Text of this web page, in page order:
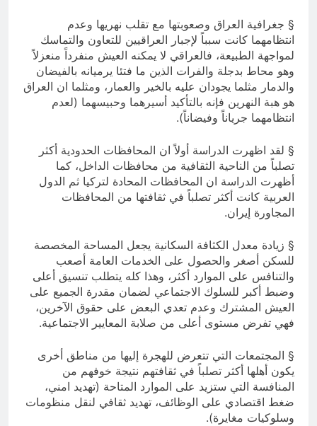
§ جغرافية العراق وصعوبتها مع تقلب نهريها وعدم
انتظامهما كانت سبباً لإجبار العراقيين للتعاون والتماسك
لمواجهة الطبيعة، فالعراقي لا يمكنه العيش منفرداً منعزلاً
وهو محاط بدجلة والفرات الذين ما فتئا يرميانه بالفيضان
والدمار مثلما يجودان عليه بالخير والعمار، ومثلما ان العراق
هو هبة النهرين فإنه بالتأكيد أسيرهما وحبيسهما (لعدم
انتظامهما جرياناً وفيضاناً).
§ لقد اظهرت الدراسة أولاً ان المحافظات الحدودية أكثر
تصلباً من الناحية الثقافية من محافظات الداخل، كما
أظهرت الدراسة ان المحافظات المحادة لتركيا ثم الدول
العربية كانت أكثر تصلباً في ثقافتها من المحافظات
المجاورة إيران.
§ زيادة معدل الكثافة السكانية يجعل المساحة المخصصة
للسكن أصغر والحصول على الخدمات العامة أصعب
والتنافس على الموارد أكثر، وهذا كله يتطلب تنسيق أعلى
وضبط أكبر للسلوك الاجتماعي لضمان مقدرة الجميع على
العيش المشترك وعدم تعدي البعض على حقوق الآخرين،
فهي تفرض مستوى أعلى من صلابة المعايير الاجتماعية.
§ المجتمعات التي تتعرض للهجرة إليها من مناطق أخرى
يكون أهلها أكثر تصلباً في ثقافتهم نتيجة خوفهم من
المنافسة التي ستزيد على الموارد المتاحة (تهديد امني،
ضغط اقتصادي على الوظائف، تهديد ثقافي لنقل منظومات
وسلوكيات مغايرة).